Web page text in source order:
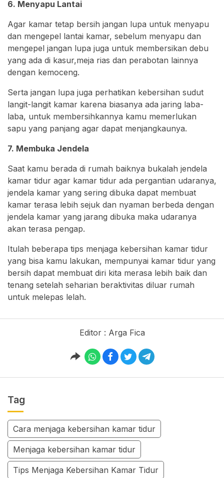
6. Menyapu Lantai
Agar kamar tetap bersih jangan lupa untuk menyapu
dan mengepel lantai kamar, sebelum menyapu dan
mengepel jangan lupa juga untuk membersikan debu
yang ada di kasur,meja rias dan perabotan lainnya
dengan kemoceng.
Serta jangan lupa juga perhatikan kebersihan sudut
langit-langit kamar karena biasanya ada jaring laba-
laba, untuk membersihkannya kamu memerlukan
sapu yang panjang agar dapat menjangkaunya.
7. Membuka Jendela
Saat kamu berada di rumah baiknya bukalah jendela
kamar tidur agar kamar tidur ada pergantian udaranya,
jendela kamar yang sering dibuka dapat membuat
kamar terasa lebih sejuk dan nyaman berbeda dengan
jendela kamar yang jarang dibuka maka udaranya
akan terasa pengap.
Itulah beberapa tips menjaga kebersihan kamar tidur
yang bisa kamu lakukan, mempunyai kamar tidur yang
bersih dapat membuat diri kita merasa lebih baik dan
tenang setelah seharian beraktivitas diluar rumah
untuk melepas lelah.
Editor : Arga Fica
Tag
Cara menjaga kebersihan kamar tidur
Menjaga kebersihan kamar tidur
Tips Menjaga Kebersihan Kamar Tidur